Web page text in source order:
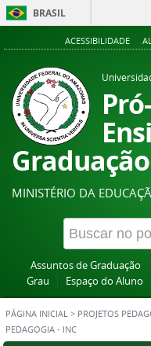
BRASIL
ACESSIBILIDADE
Graduação
MINISTÉRIO DA
Assuntos de Graduação
Grau
Espaço do Aluno
PÁGINA INICIAL > PROJETOS
PEDAGOGIA - INC